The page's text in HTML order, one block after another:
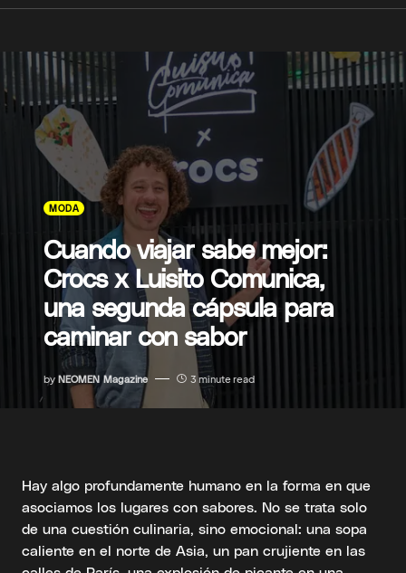
MODA
Cuando viajar sabe mejor:
Crocs x Luisito Comunica,
una segunda cápsula para
caminar con sabor
by NEOMEN Magazine 3 minute read
Hay algo profundamente humano en la forma en que
asociamos los lugares con sabores. No se trata solo
de una cuestión culinaria, sino emocional: una sopa
caliente en el norte de Asia, un pan crujiente en las